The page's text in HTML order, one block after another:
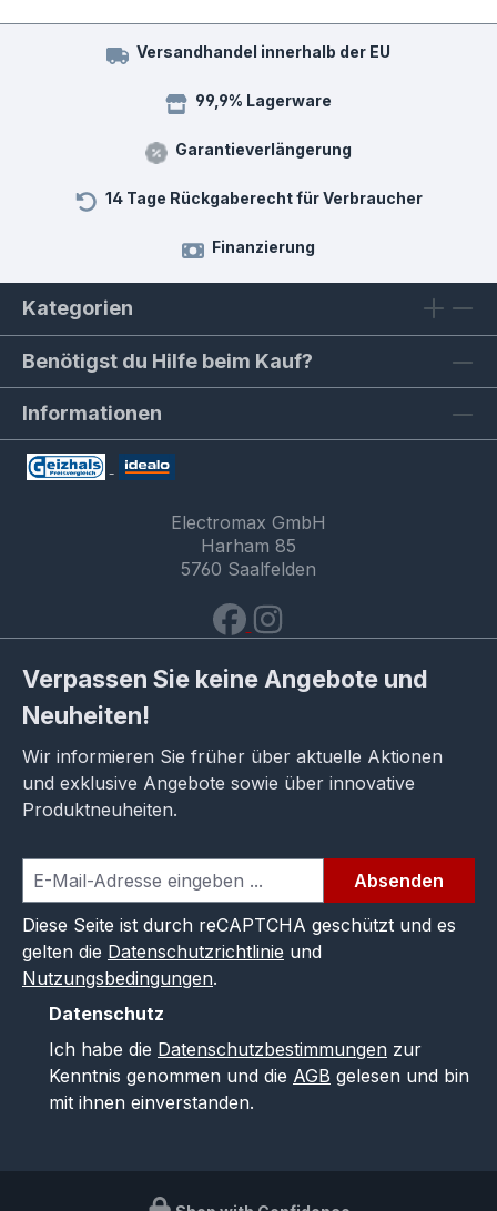
Versandhandel innerhalb der EU
99,9% Lagerware
Garantieverlängerung
14 Tage Rückgaberecht für Verbraucher
Finanzierung
Kategorien
Benötigst du Hilfe beim Kauf?
Informationen
Electromax GmbH
Harham 85
5760 Saalfelden
Verpassen Sie keine Angebote und
Neuheiten!
Wir informieren Sie früher über aktuelle Aktionen
und exklusive Angebote sowie über innovative
Produktneuheiten.
Absenden
Diese Seite ist durch reCAPTCHA geschützt und es
gelten die Datenschutzrichtlinie und
Nutzungsbedingungen.
Datenschutz
Ich habe die Datenschutzbestimmungen zur
Kenntnis genommen und die AGB gelesen und bin
mit ihnen einverstanden.